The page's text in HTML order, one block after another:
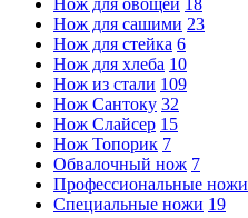
Нож для овощей 18
Нож для сашими 23
Нож для стейка 6
Нож для хлеба 10
Нож из стали 109
Нож Сантоку 32
Нож Слайсер 15
Нож Топорик 7
Обвалочный нож 7
Профессиональные ножи
Специальные ножи 19